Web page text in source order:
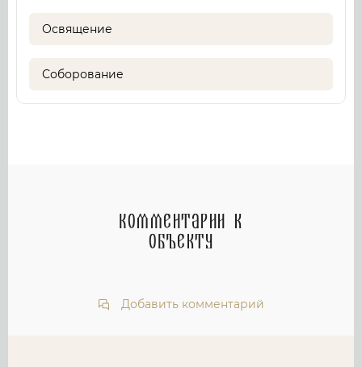
Освящение
Соборование
Комментарии к
объекту
Добавить комментарий